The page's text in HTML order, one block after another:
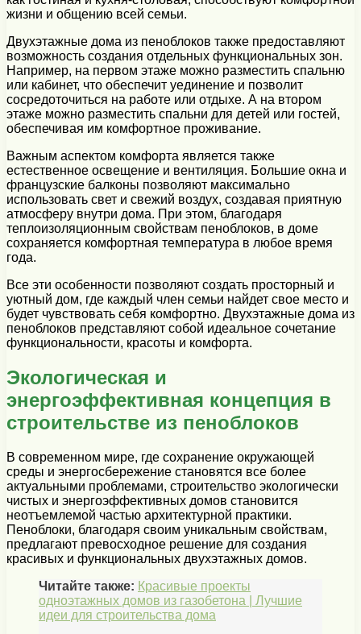
жизни и общению всей семьи.
Двухэтажные дома из пеноблоков также предоставляют
возможность создания отдельных функциональных зон.
Например, на первом этаже можно разместить спальню
или кабинет, что обеспечит уединение и позволит
сосредоточиться на работе или отдыхе. А на втором
этаже можно разместить спальни для детей или гостей,
обеспечивая им комфортное проживание.
Важным аспектом комфорта является также
естественное освещение и вентиляция. Большие окна и
французские балконы позволяют максимально
использовать свет и свежий воздух, создавая приятную
атмосферу внутри дома. При этом, благодаря
теплоизоляционным свойствам пеноблоков, в доме
сохраняется комфортная температура в любое время
года.
Все эти особенности позволяют создать просторный и
уютный дом, где каждый член семьи найдет свое место и
будет чувствовать себя комфортно. Двухэтажные дома из
пеноблоков представляют собой идеальное сочетание
функциональности, красоты и комфорта.
Экологическая и
энергоэффективная концепция в
строительстве из пеноблоков
В современном мире, где сохранение окружающей
среды и энергосбережение становятся все более
актуальными проблемами, строительство экологически
чистых и энергоэффективных домов становится
неотъемлемой частью архитектурной практики.
Пеноблоки, благодаря своим уникальным свойствам,
предлагают превосходное решение для создания
красивых и функциональных двухэтажных домов.
Читайте также: Красивые проекты
одноэтажных домов из газобетона | Лучшие
идеи для строительства дома